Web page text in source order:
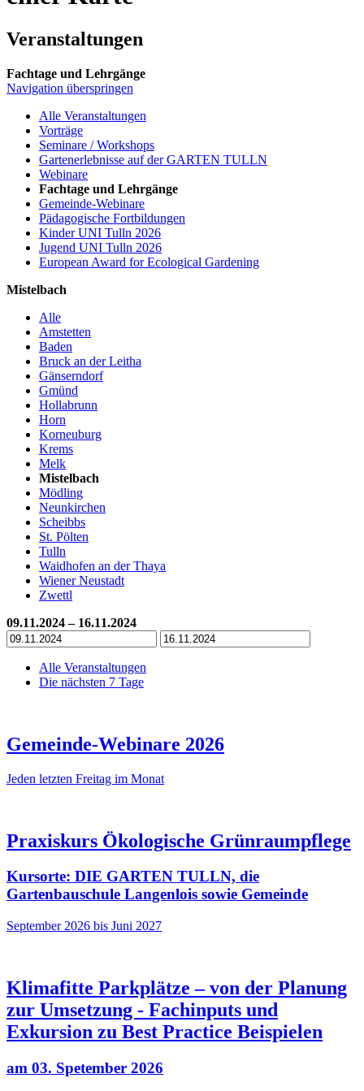
Veranstaltungen
Fachtage und Lehrgänge
Navigation überspringen
Alle Veranstaltungen
Vorträge
Seminare / Workshops
Gartenerlebnisse auf der GARTEN TULLN
Webinare
Fachtage und Lehrgänge
Gemeinde-Webinare
Pädagogische Fortbildungen
Kinder UNI Tulln 2026
Jugend UNI Tulln 2026
European Award for Ecological Gardening
Mistelbach
Alle
Amstetten
Baden
Bruck an der Leitha
Gänserndorf
Gmünd
Hollabrunn
Horn
Korneuburg
Krems
Melk
Mistelbach
Mödling
Neunkirchen
Scheibbs
St. Pölten
Tulln
Waidhofen an der Thaya
Wiener Neustadt
Zwettl
09.11.2024 – 16.11.2024
Alle Veranstaltungen
Die nächsten 7 Tage
Gemeinde-Webinare 2026
Jeden letzten Freitag im Monat
Praxiskurs Ökologische Grünraumpflege
Kursorte: DIE GARTEN TULLN, die
Gartenbauschule Langenlois sowie Gemeinde
September 2026 bis Juni 2027
Klimafitte Parkplätze – von der Planung
zur Umsetzung - Fachinputs und
Exkursion zu Best Practice Beispielen
am 03. Spetember 2026